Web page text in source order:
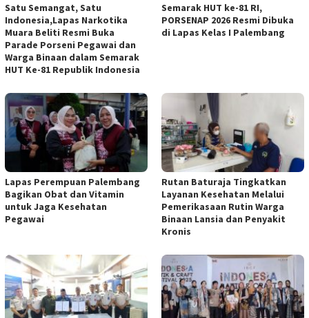
Satu Semangat, Satu
Indonesia,Lapas Narkotika
Muara Beliti Resmi Buka
Parade Porseni Pegawai dan
Warga Binaan dalam Semarak
HUT Ke-81 Republik Indonesia
Semarak HUT ke-81 RI,
PORSENAP 2026 Resmi Dibuka
di Lapas Kelas I Palembang
Lapas Perempuan Palembang
Bagikan Obat dan Vitamin
untuk Jaga Kesehatan
Pegawai
Rutan Baturaja Tingkatkan
Layanan Kesehatan Melalui
Pemerikasaan Rutin Warga
Binaan Lansia dan Penyakit
Kronis